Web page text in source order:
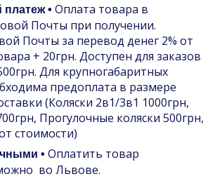
• Оплата товара в
Почты при получении.
Почты за перевод денег 2% от
+ 20грн. Доступен для заказов
Для крупногабаритных
предоплата в размере
(Коляски 2в1/3в1 1000грн,
Прогулочные коляски 500грн,
стоимости)
• Оплатить товар
во Львове.